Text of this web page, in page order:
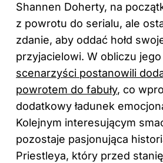
Shannen Doherty, na
z powrotu do serialu, ale
zdanie, aby oddać hołd
przyjacielowi. W obliczu
scenarzyści postanowili
powrotem do fabuły, co
dodatkowy ładunek
Kolejnym interesującym
pozostaje pasjonująca
Priestleya, który przed